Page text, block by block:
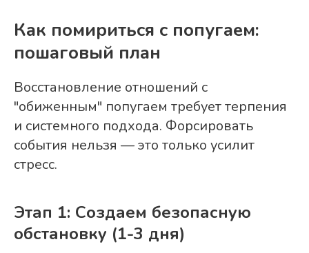
Как помириться с попугаем:
пошаговый план
Восстановление отношений с
"обиженным" попугаем требует терпения
и системного подхода. Форсировать
события нельзя — это только усилит
стресс.
Этап 1: Создаем безопасную
обстановку (1-3 дня)